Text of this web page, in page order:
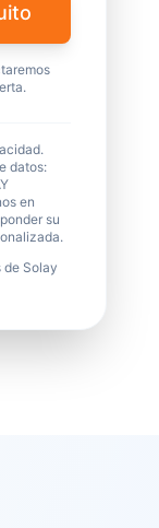
datos:
en
su
Solay